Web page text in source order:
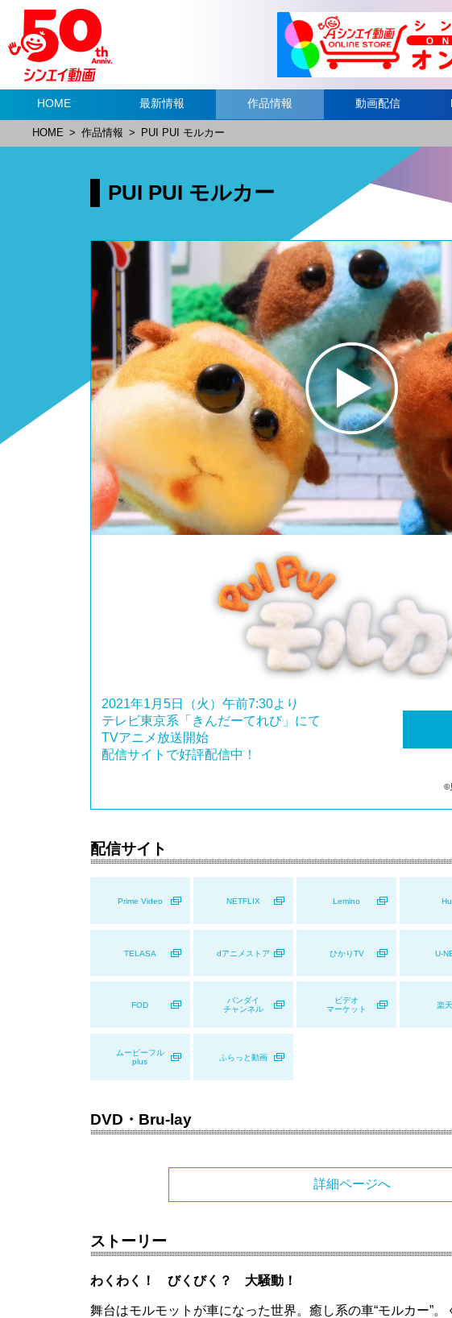
HOME 最新情報 作品情報 動画配信
HOME > 作品情報 > PUI PUI モルカー
PUI PUI モルカー
2021年1月5日（火）午前7:30より
テレビ東京系「きんだーてれび」にて
TVアニメ放送開始
配信サイトで好評配信中！
©
配信サイト
Prime Video NETFLIX Lemino
TELASA dアニメストア ひかりTV U-
FOD
バンダイ
チャンネル
ビデオ
マーケット
楽
ムービーフル
plus
ふらっと動画
DVD・Bru-lay
詳細ページへ
ストーリー
わくわく！ びくびく？ 大騒動！
舞台はモルモットが車になった世界。癒し系の車“モルカー”